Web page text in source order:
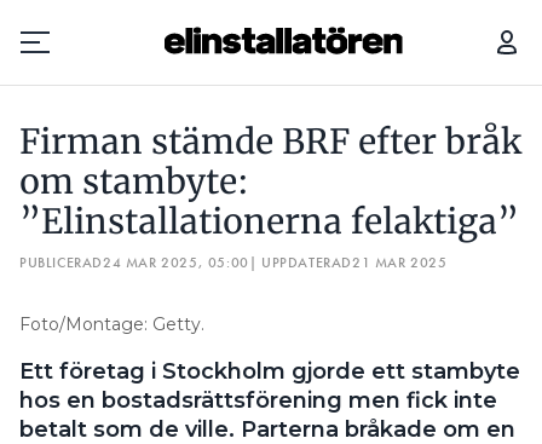
Prenumerera
Hantera prenumeration
Annonsera
Läs E-tidningen
Firman stämde BRF efter bråk
om stambyte:
”Elinstallationerna felaktiga”
PUBLICERAD24 MAR 2025, 05:00 | UPPDATERAD21 MAR 2025
Foto/Montage: Getty.
Ett företag i Stockholm gjorde ett stambyte
hos en bostadsrättsförening men fick inte
betalt som de ville. Parterna bråkade om en